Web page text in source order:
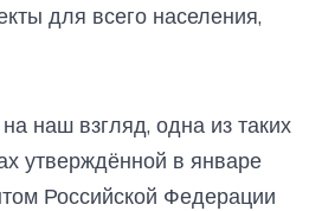
для всего населения,
наш взгляд, одна из таких
утверждённой в январе
Российской Федерации